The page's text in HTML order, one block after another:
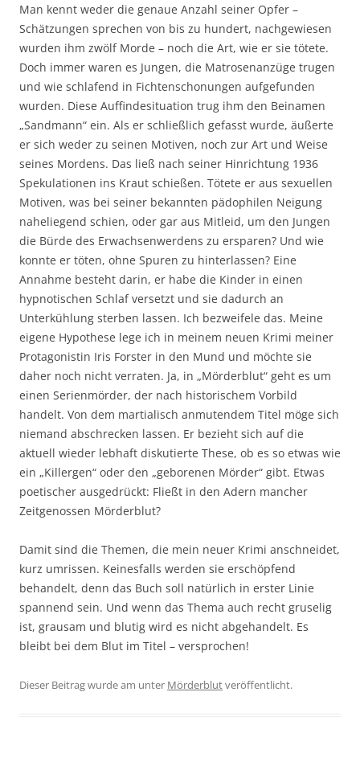
Man kennt weder die genaue Anzahl seiner Opfer –
Schätzungen sprechen von bis zu hundert, nachgewiesen
wurden ihm zwölf Morde – noch die Art, wie er sie tötete.
Doch immer waren es Jungen, die Matrosenanzüge trugen
und wie schlafend in Fichtenschonungen aufgefunden
wurden. Diese Auffindesituation trug ihm den Beinamen
„Sandmann“ ein. Als er schließlich gefasst wurde, äußerte
er sich weder zu seinen Motiven, noch zur Art und Weise
seines Mordens. Das ließ nach seiner Hinrichtung 1936
Spekulationen ins Kraut schießen. Tötete er aus sexuellen
Motiven, was bei seiner bekannten pädophilen Neigung
naheliegend schien, oder gar aus Mitleid, um den Jungen
die Bürde des Erwachsenwerdens zu ersparen? Und wie
konnte er töten, ohne Spuren zu hinterlassen? Eine
Annahme besteht darin, er habe die Kinder in einen
hypnotischen Schlaf versetzt und sie dadurch an
Unterkühlung sterben lassen. Ich bezweifele das. Meine
eigene Hypothese lege ich in meinem neuen Krimi meiner
Protagonistin Iris Forster in den Mund und möchte sie
daher noch nicht verraten. Ja, in „Mörderblut“ geht es um
einen Serienmörder, der nach historischem Vorbild
handelt. Von dem martialisch anmutendem Titel möge sich
niemand abschrecken lassen. Er bezieht sich auf die
aktuell wieder lebhaft diskutierte These, ob es so etwas wie
ein „Killergen“ oder den „geborenen Mörder“ gibt. Etwas
poetischer ausgedrückt: Fließt in den Adern mancher
Zeitgenossen Mörderblut?
Damit sind die Themen, die mein neuer Krimi anschneidet,
kurz umrissen. Keinesfalls werden sie erschöpfend
behandelt, denn das Buch soll natürlich in erster Linie
spannend sein. Und wenn das Thema auch recht gruselig
ist, grausam und blutig wird es nicht abgehandelt. Es
bleibt bei dem Blut im Titel – versprochen!
Dieser Beitrag wurde am unter Mörderblutveröffentlicht.